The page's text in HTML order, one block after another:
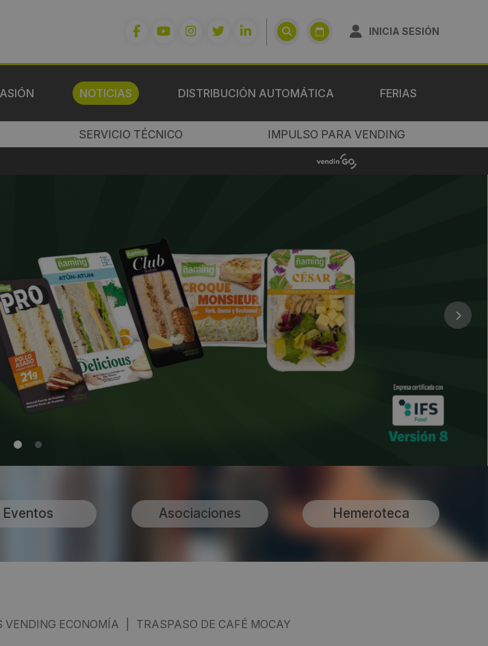
INICIA SESIÓN
NOTICIAS DISTRIBUCIÓN AUTOMÁTICA FERIAS
SERVICIO TÉCNICO IMPULSO PARA VENDING
Eventos Asociaciones Hemeroteca
VENDING ECONOMÍA TRASPASO DE CAFÉ MOCAY